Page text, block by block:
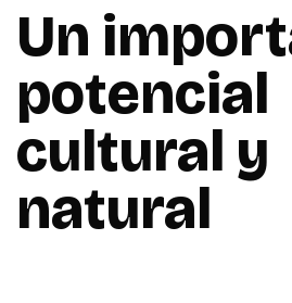
Un
potencial
cultural y
natural